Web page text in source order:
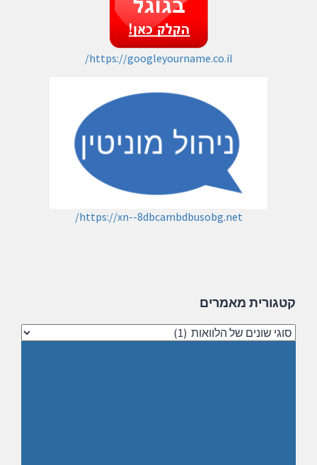
https://googleyourname.co.il/
https://xn--8dbcambdbusobg.net/
קטגורית מאמרים
קטגורית